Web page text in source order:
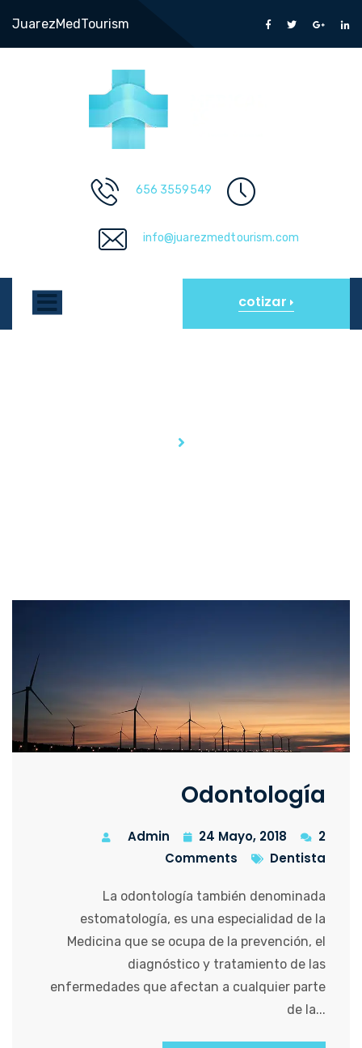
JuarezMedTourism
656 3559549
info@juarezmedtourism.com
cotizar
Odontología
Admin 24 Mayo, 2018
2
Comments
Dentista
La odontología también denominada
estomatología, es una especialidad de la
Medicina que se ocupa de la prevención, el
diagnóstico y tratamiento de las
enfermedades que afectan a cualquier parte
de la...